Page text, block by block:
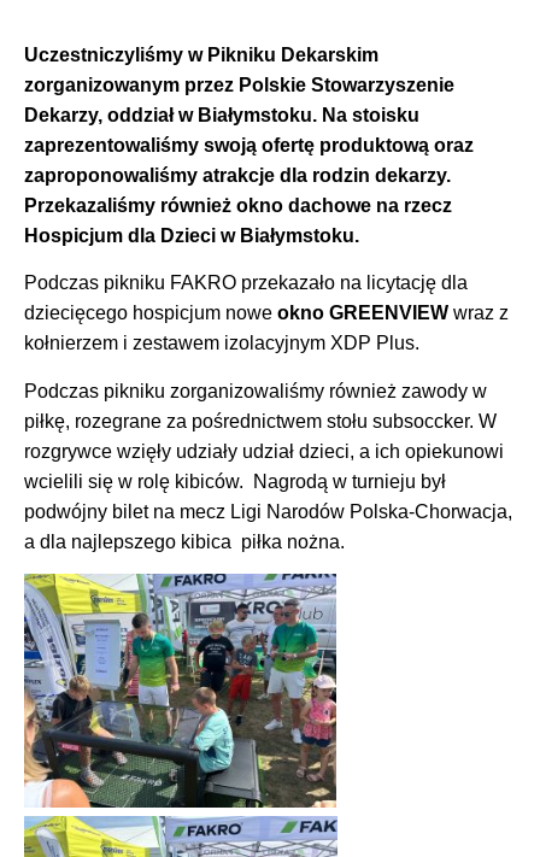
Uczestniczyliśmy w Pikniku Dekarskim
zorganizowanym przez Polskie Stowarzyszenie
Dekarzy, oddział w Białymstoku. Na stoisku
zaprezentowaliśmy swoją ofertę produktową oraz
zaproponowaliśmy atrakcje dla rodzin dekarzy.
Przekazaliśmy również okno dachowe na rzecz
Hospicjum dla Dzieci w Białymstoku.
Podczas pikniku FAKRO przekazało na licytację dla
dziecięcego hospicjum nowe okno GREENVIEW wraz z
kołnierzem i zestawem izolacyjnym XDP Plus.
Podczas pikniku zorganizowaliśmy również zawody w
piłkę, rozegrane za pośrednictwem stołu subsoccker. W
rozgrywce wzięły udziały udział dzieci, a ich opiekunowi
wcielili się w rolę kibiców. Nagrodą w turnieju był
podwójny bilet na mecz Ligi Narodów Polska-Chorwacja,
a dla najlepszego kibica piłka nożna.